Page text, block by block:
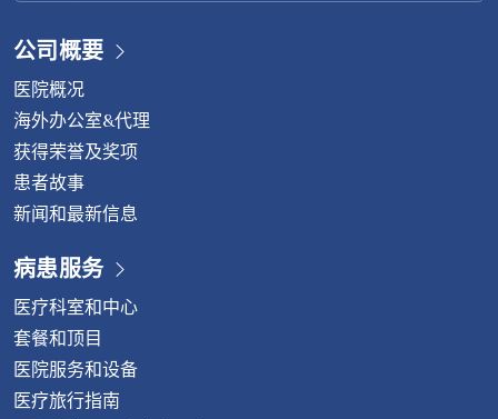
公司概要
医院概况
海外办公室&代理
获得荣誉及奖项
患者故事
新闻和最新信息
病患服务
医疗科室和中心
套餐和顶目
医院服务和设备
医疗旅行指南